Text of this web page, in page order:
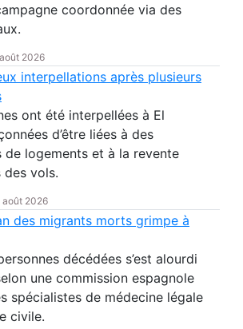
coordonnée via des
2026
interpellations après plusieurs
ont été interpellées à El
d’être liées à des
de logements et à la revente
des vols.
août 2026
des migrants morts grimpe à
décédées s’est alourdi
une commission espagnole
spécialistes de médecine légale
civile.